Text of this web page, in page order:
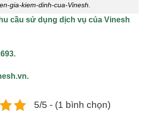
gia-kiem-dinh-cua-Vinesh.
cầu sử dụng dịch vụ của Vinesh
5/5 - (1 bình chọn)